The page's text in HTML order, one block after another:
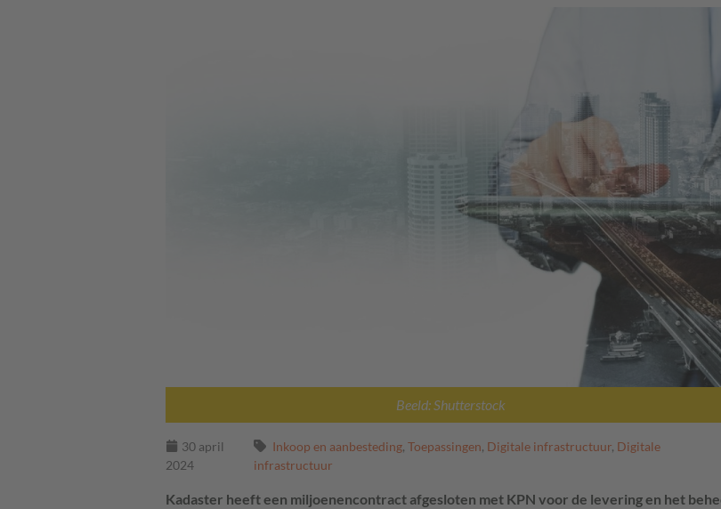
Beeld: Shutterstock
30 april
2024
Inkoop en aanbesteding,Toepassingen, Digitale infrastructuur, Digitale
infrastructuur
Kadaster heeft een miljoenencontract afgesloten met KPN voor de levering en het